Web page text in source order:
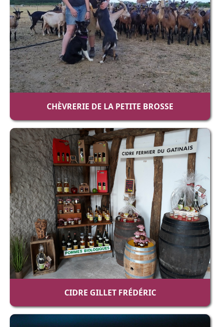
CHÈVRERIE DE LA PETITE BROSSE
CIDRE GILLET FRÉDÉRIC